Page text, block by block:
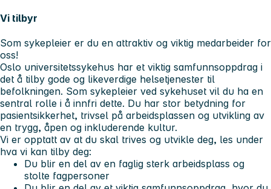
Vi tilbyr
Som sykepleier er du en attraktiv og viktig medarbeider for
oss!
Oslo universitetssykehus har et viktig samfunnsoppdrag i
det å tilby gode og likeverdige helsetjenester til
befolkningen. Som sykepleier ved sykehuset vil du ha en
sentral rolle i å innfri dette. Du har stor betydning for
pasientsikkerhet, trivsel på arbeidsplassen og utvikling av
en trygg, åpen og inkluderende kultur.
Vi er opptatt av at du skal trives og utvikle deg, les under
hva vi kan tilby deg:
Du blir en del av en faglig sterk arbeidsplass og
stolte fagpersoner